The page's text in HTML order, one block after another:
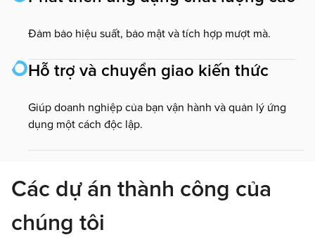
Đảm bảo hiệu suất, bảo mật và tích hợp mượt mà.
Hỗ trợ và chuyển giao kiến thức
Giúp doanh nghiệp của bạn vận hành và quản lý ứng
dụng một cách độc lập.
Các dự án thành công của
chúng tôi